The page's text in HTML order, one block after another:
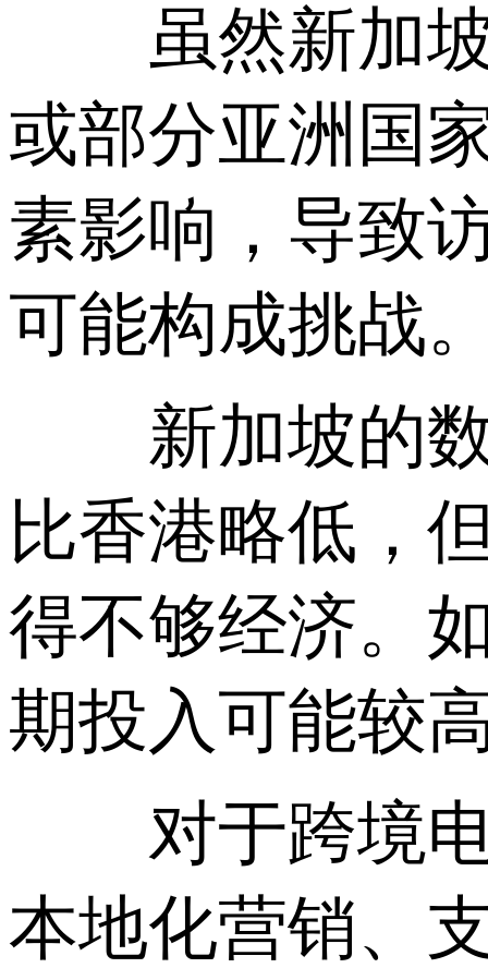
虽然新加坡
或部分亚洲国
素影响，导致
可能构成挑战
新加坡的数
比香港略低，
得不够经济。
期投入可能较
对于跨境电
本地化营销、